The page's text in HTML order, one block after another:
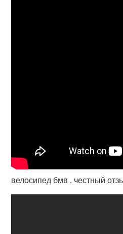
велосипед бмв . честный